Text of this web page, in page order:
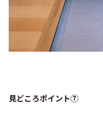
見どころポイント⑦